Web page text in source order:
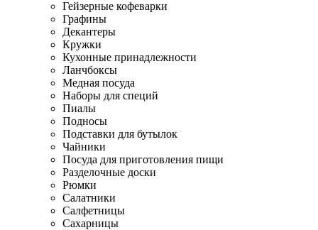
Гейзерные кофеварки
Графины
Декантеры
Кружки
Кухонные принадлежности
Ланчбоксы
Медная посуда
Наборы для специй
Пиалы
Подносы
Подставки для бутылок
Чайники
Посуда для приготовления пищи
Разделочные доски
Рюмки
Салатники
Салфетницы
Сахарницы